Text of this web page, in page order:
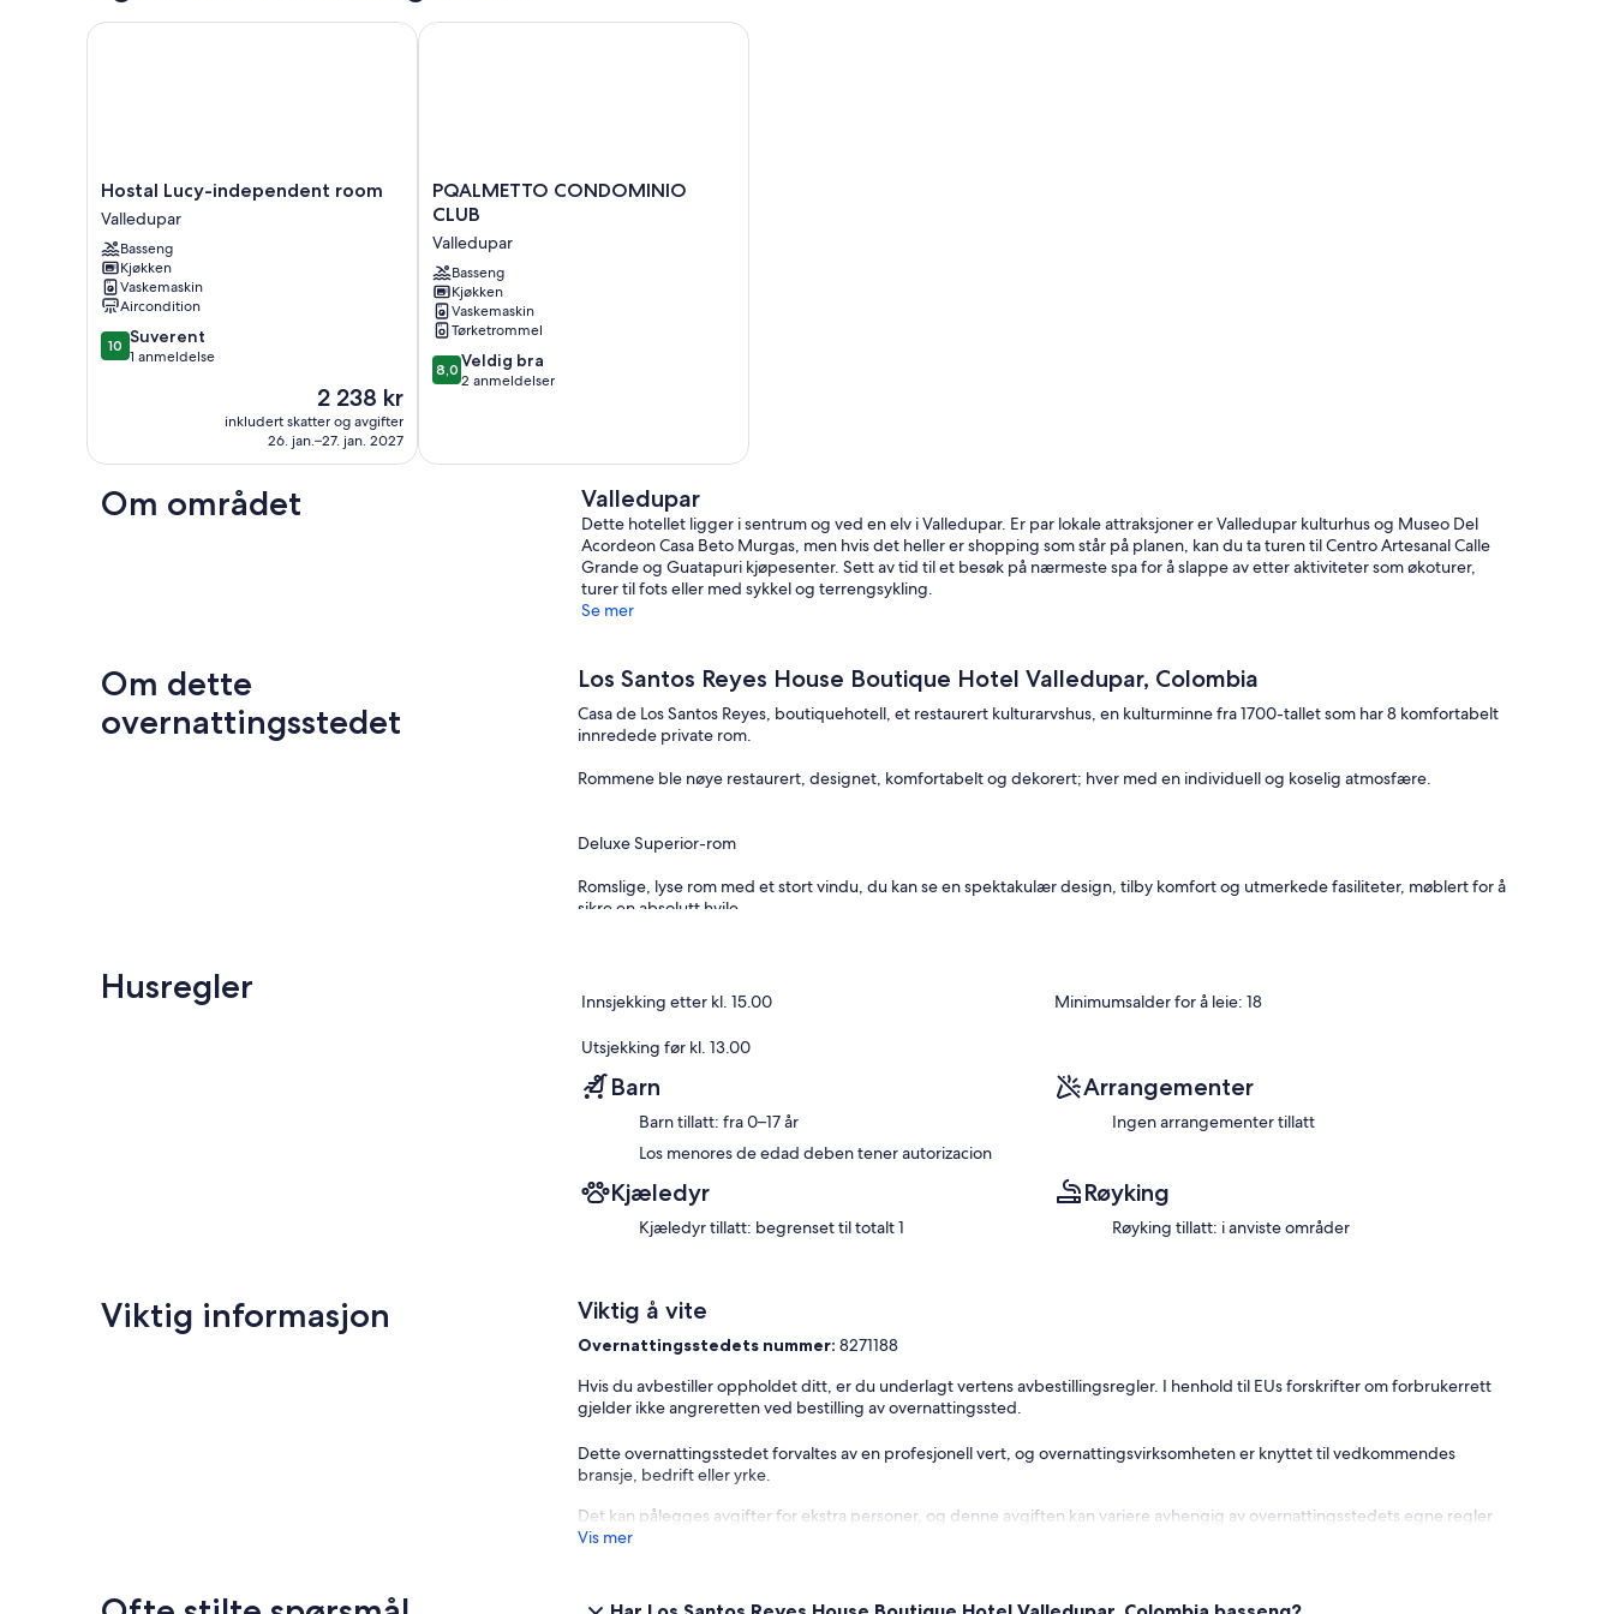
Hostal
Lucy-
independent
room
Valledupar
Hostal Lucy-independent room
Valledupar
Basseng
Kjøkken
Vaskemaskin
Aircondition
10.0
av
10 Suverent
1 anmeldelse
Prisen
er
2 238 kr
2 238 kr
inkludert skatter og avgifter
26. jan.–27. jan. 2027
Hostal Lucy-independent room
PQALMETTO
CONDOMINIO
Valledupar
PQALMETTO CONDOMINIO
CLUB
Valledupar
Basseng
Kjøkken
Vaskemaskin
Tørketrommel
8.0
av
2
8,0 Veldig bra
2 anmeldelser
PQALMETTO CONDOMINIO CLUB
Om området Valledupar
Dette hotellet ligger i sentrum og ved en elv i Valledupar. Er par lokale attraksjoner er Valledupar kulturhus og Museo Del
Acordeon Casa Beto Murgas, men hvis det heller er shopping som står på planen, kan du ta turen til Centro Artesanal Calle
Grande og Guatapuri kjøpesenter. Sett av tid til et besøk på nærmeste spa for å slappe av etter aktiviteter som økoturer,
turer til fots eller med sykkel og terrengsykling.
Se mer
Om dette
overnattingsstedet
Los Santos Reyes House Boutique Hotel Valledupar, Colombia
Casa de Los Santos Reyes, boutiquehotell, et restaurert kulturarvshus, en kulturminne fra 1700-tallet som har 8 komfortabelt
innredede private rom.
Rommene ble nøye restaurert, designet, komfortabelt og dekorert; hver med en individuell og koselig atmosfære.
Deluxe Superior-rom
Romslige, lyse rom med et stort vindu, du kan se en spektakulær design, tilby komfort og utmerkede fasiliteter, møblert for å
sikre en absolutt hvile.
• Maksimal komfort for madrasser med strikking.
• Sengetøy: Spesielt luksuriøst undertøy.
• Håndklær og badekåper
• Kvalitetsfasiliteter
• Sett med allergiputer, kategori Av og på
• Bad med god plass
• Håndlaget vask
• Dusjkolonne for badet, hånddusj med 3 luftskip, regnjet
• Vifte
• Smart TV - Full HD 50 ”flatskjerm
• Netflix
• Minibar
• Gratis kontinental frokost
• Gratis kaffe og te
-------------------------------------------------- -
avslappet boutiquehotell med 8 rom dekorert med ny moderne design, og gir perfekt komfort.
Ligger i de en av de mest tradisjonelle gatene på gamle smug, i et rolig område i det historiske sentrum av Valledupar,
Colombia.
Husregler Innsjekking etter kl. 15.00 Minimumsalder for å leie: 18
Utsjekking før kl. 13.00
Barn
Barn tillatt: fra 0–17 år
Los menores de edad deben tener autorizacion
Arrangementer
Ingen arrangementer tillatt
Kjæledyr
Kjæledyr tillatt: begrenset til totalt 1
Røyking
Røyking tillatt: i anviste områder
Viktig informasjon Viktig å vite
Overnattingsstedets nummer:8271188
Hvis du avbestiller oppholdet ditt, er du underlagt vertens avbestillingsregler. I henhold til EUs forskrifter om forbrukerrett
gjelder ikke angreretten ved bestilling av overnattingssted.
Dette overnattingsstedet forvaltes av en profesjonell vert, og overnattingsvirksomheten er knyttet til vedkommendes
bransje, bedrift eller yrke.
Det kan pålegges avgifter for ekstra personer, og denne avgiften kan variere avhengig av overnattingsstedets egne regler
Vis mer